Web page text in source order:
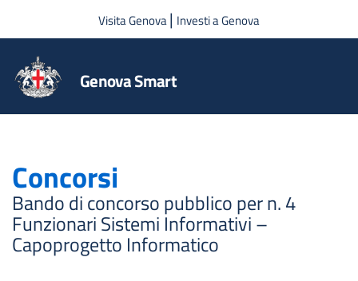
Salta al contenuto principale
Visita Genova| Investi a Genova
Genova Smart
Concorsi
Bando di concorso pubblico per n. 4
Funzionari Sistemi Informativi –
Capoprogetto Informatico